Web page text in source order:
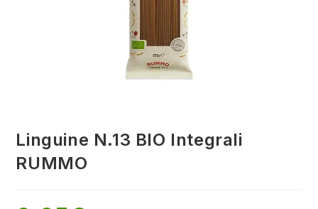
Linguine N.13 BIO Integrali
RUMMO